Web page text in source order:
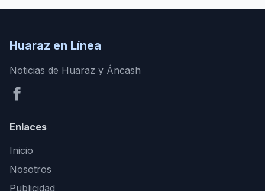
Huaraz en Línea
Noticias de Huaraz y Áncash
Enlaces
Inicio
Nosotros
Publicidad